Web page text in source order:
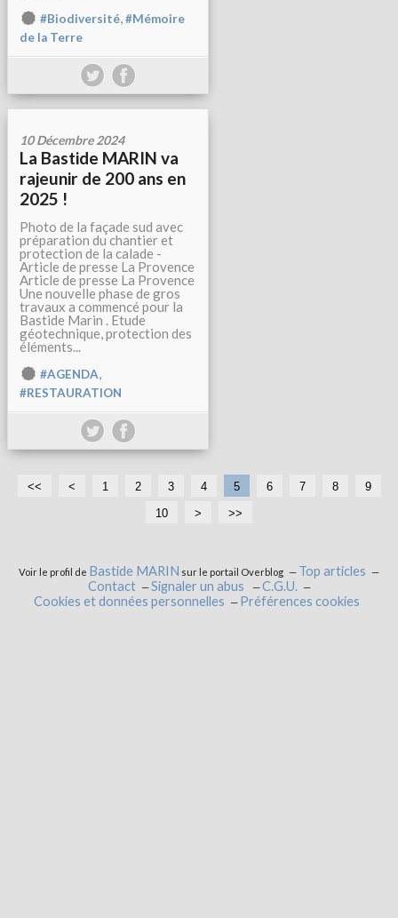
#Biodiversité,#Mémoire
de la Terre
10 Décembre 2024
La Bastide MARIN va
rajeunir de 200 ans en
2025 !
Photo de la façade sud avec
préparation du chantier et
protection de la calade -
Article de presse La Provence
Article de presse La Provence
Une nouvelle phase de gros
travaux a commencé pour la
Bastide Marin . Etude
géotechnique, protection des
éléments...
#AGENDA,
#RESTAURATION
<< < 1 2 3 4 5 6 7 8
9
10
2
> >>
Voir le profil de Bastide MARIN sur le portail Overblog
Top articles
Contact
Signaler un abus
C.G.U.
Cookies et données personnelles
Préférences cookies